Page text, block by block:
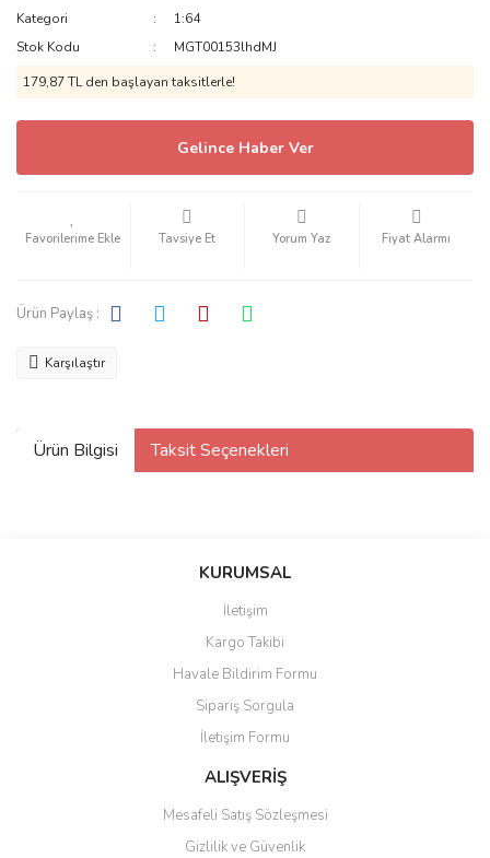
Kategori
1:64
Stok Kodu
MGT00153lhdMJ
179,87 TL den başlayan taksitlerle!
Gelince Haber Ver
Tavsiye Et Yorum Yaz Fiyat Alarmı
Ürün Paylaş :
Karşılaştır
Ürün Bilgisi Taksit Seçenekleri
KURUMSAL
İletişim
Kargo Takibi
Havale Bildirim Formu
Sipariş Sorgula
İletişim Formu
ALIŞVERİŞ
Mesafeli Satış Sözleşmesi
Gizlilik ve Güvenlik